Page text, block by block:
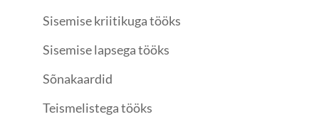
Sisemise kriitikuga tööks
Sisemise lapsega tööks
Sõnakaardid
Teismelistega tööks